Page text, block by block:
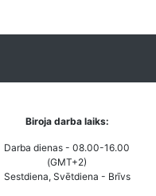
Biroja darba laiks:
Darba dienas - 08.00-16.00
(GMT+2)
Sestdiena, Svētdiena - Brīvs